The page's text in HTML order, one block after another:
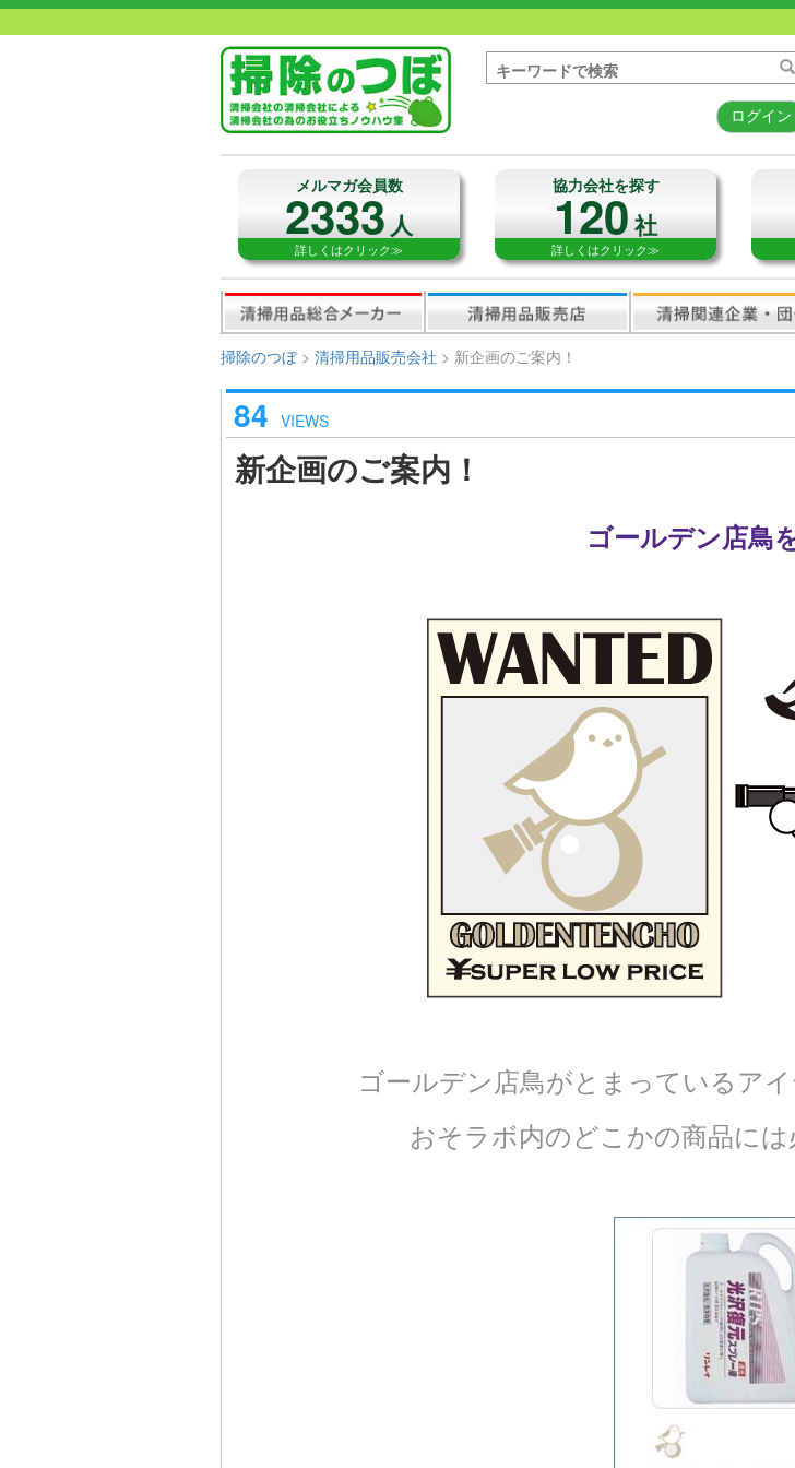
ログイン
メルマガ会員数
2333人
詳しくはクリック≫
協力会社を探す
120社
詳しくはクリック≫
掃除のつぼ> 清掃用品販売会社 > 新企画のご案内！
84 VIEWS
新企画のご案内！
ゴールデン店鳥
ゴールデン店鳥がとまっているア
おそラボ内のどこかの商品には